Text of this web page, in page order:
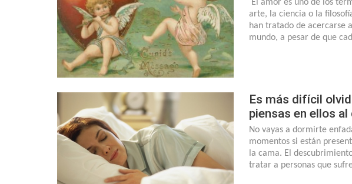
El amor es uno de los
arte, la ciencia o la
han tratado de acercarse
mundo, a pesar de que
Es más difícil
piensas en ellos
No vayas a dormirte
momentos si están
la cama. El
tratar a personas que